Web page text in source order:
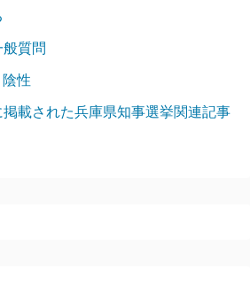
質問
性
載された兵庫県知事選挙関連記事